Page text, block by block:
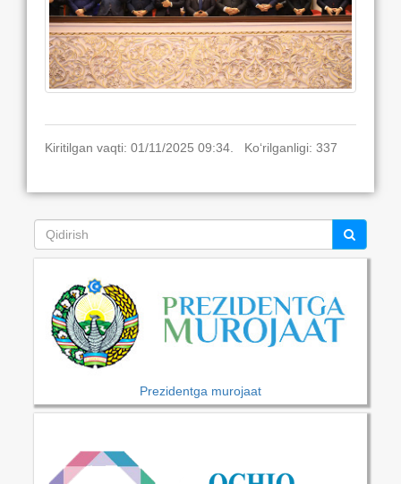
Kiritilgan vaqti: 01/11/2025 09:34. Ko‘rilganligi: 337
Prezidentga murojaat